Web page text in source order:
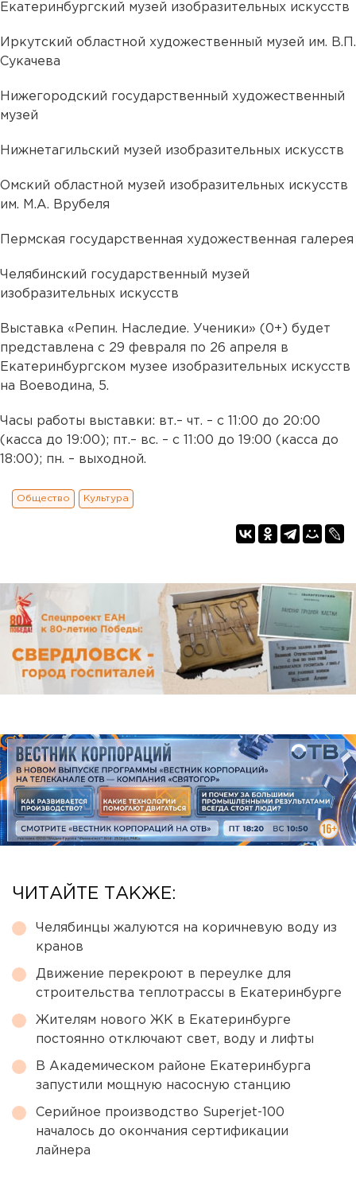
Екатеринбургский музей изобразительных искусств
Иркутский областной художественный музей им. В.П.
Сукачева
Нижегородский государственный художественный
музей
Нижнетагильский музей изобразительных искусств
Омский областной музей изобразительных искусств
им. М.А. Врубеля
Пермская государственная художественная галерея
Челябинский государственный музей
изобразительных искусств
Выставка «Репин. Наследие. Ученики» (0+) будет
представлена с 29 февраля по 26 апреля в
Екатеринбургском музее изобразительных искусств
на Воеводина, 5.
Часы работы выставки: вт.– чт. – с 11:00 до 20:00
(касса до 19:00); пт.– вс. – с 11:00 до 19:00 (касса до
18:00); пн. – выходной.
Общество Культура
ЧИТАЙТЕ ТАКЖЕ:
Челябинцы жалуются на коричневую воду из
кранов
Движение перекроют в переулке для
строительства теплотрассы в Екатеринбурге
Жителям нового ЖК в Екатеринбурге
постоянно отключают свет, воду и лифты
В Академическом районе Екатеринбурга
запустили мощную насосную станцию
Серийное производство Superjet-100
началось до окончания сертификации
лайнера